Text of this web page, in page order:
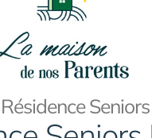
Seniors